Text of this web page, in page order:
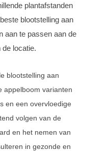
plantafstanden
blootstelling aan
aan te passen aan de
locatie.
blootstelling aan
appelboom varianten
en een overvloedige
volgen van de
en het nemen van
in gezonde en